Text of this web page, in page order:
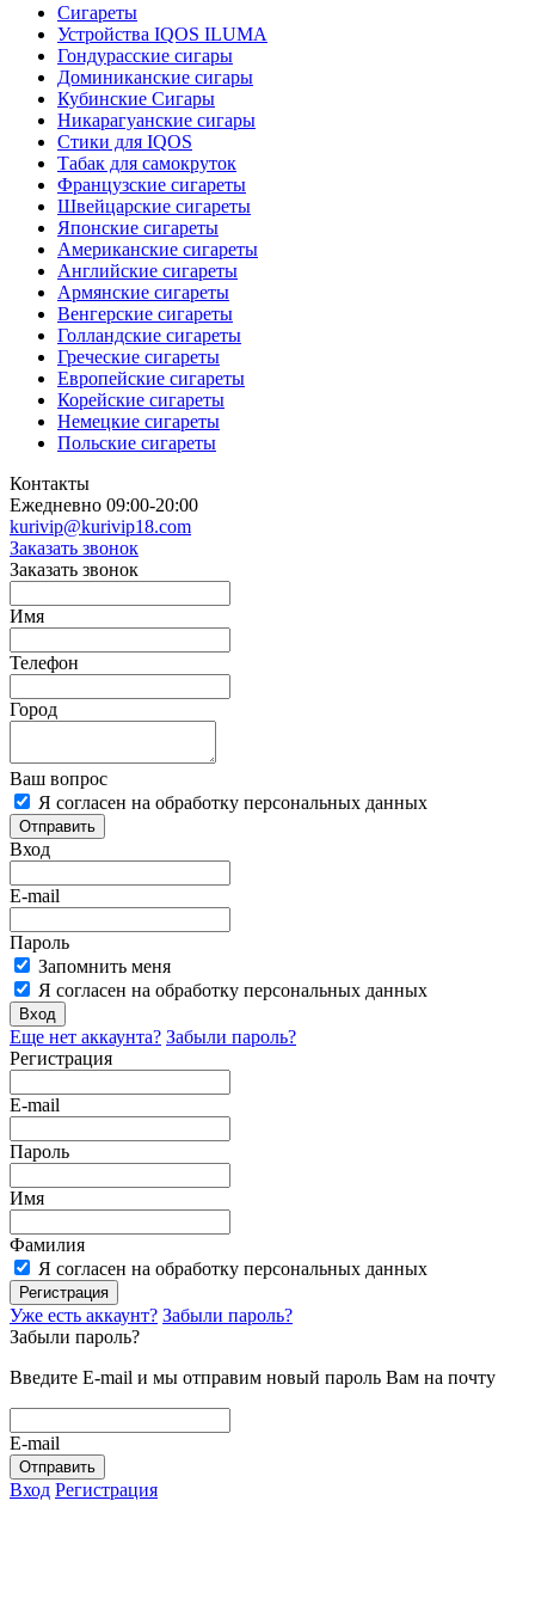
Сигареты
Устройства IQOS ILUMA
Гондурасские сигары
Доминиканские сигары
Кубинские Сигары
Никарагуанские сигары
Стики для IQOS
Табак для самокруток
Французские сигареты
Швейцарские сигареты
Японские сигареты
Американские сигареты
Английские сигареты
Армянские сигареты
Венгерские сигареты
Голландские сигареты
Греческие сигареты
Европейские сигареты
Корейские сигареты
Немецкие сигареты
Польские сигареты
Контакты
Ежедневно 09:00-20:00
kurivip@kurivip18.com
Заказать звонок
Заказать звонок
Имя
Телефон
Город
Ваш вопрос
Я согласен на обработку персональных данных
Отправить
Вход
E-mail
Пароль
Запомнить меня
Я согласен на обработку персональных данных
Вход
Еще нет аккаунта? Забыли пароль?
Регистрация
E-mail
Пароль
Имя
Фамилия
Я согласен на обработку персональных данных
Регистрация
Уже есть аккаунт? Забыли пароль?
Забыли пароль?
Введите E-mail и мы отправим новый пароль Вам на почту
E-mail
Отправить
Вход Регистрация